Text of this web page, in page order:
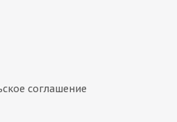
соглашение